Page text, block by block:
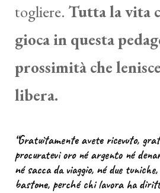
togliere. Tutta la vita
gioca in questa
prossimità che
libera.
“Gratuitamente avete ricevuto,
procuratevi oro né argento né
né sacca da viaggio, né due
bastone, perché chi lavora ha